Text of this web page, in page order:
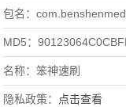
包名：
MD5：
名称：笨神速刷
隐私政策： 点击查看